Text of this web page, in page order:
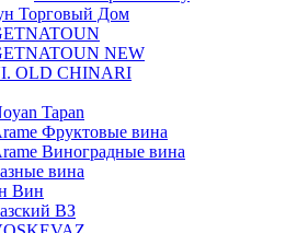
Торговый Дом
NEW
OLD CHINARI
Tapan
Фруктовые вина
Виноградные вина
вина
Вин
ВЗ